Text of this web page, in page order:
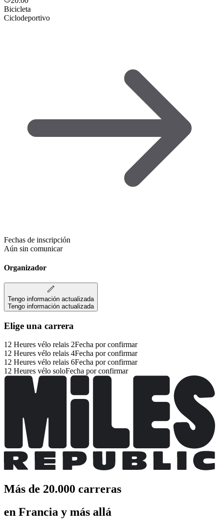
Bicicleta
Ciclodeportivo
Fechas de inscripción
Aún sin comunicar
Organizador
Tengo información actualizada
Tengo información actualizada
Elige una carrera
12 Heures vélo relais 2Fecha por confirmar
12 Heures vélo relais 4Fecha por confirmar
12 Heures vélo relais 6Fecha por confirmar
12 Heures vélo soloFecha por confirmar
Más de 20.000 carreras
en Francia y más allá